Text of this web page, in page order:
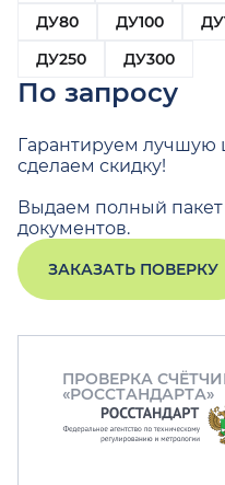
ДУ80
ДУ100
ДУ250
ДУ300
По запросу
Гарантируем лучшую
сделаем скидку!
Выдаем полный пакет
документов.
ЗАКАЗАТЬ ПОВЕРКУ
ПРОВЕРКА
«РОССТАНДАРТА»